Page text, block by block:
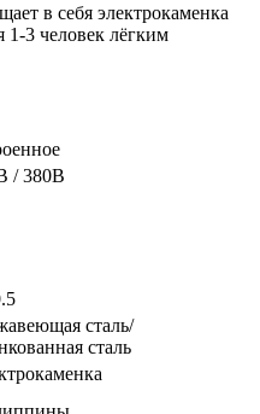
в себя электрокаменка
1-3 человек лёгким
/ 380В
сталь/
сталь